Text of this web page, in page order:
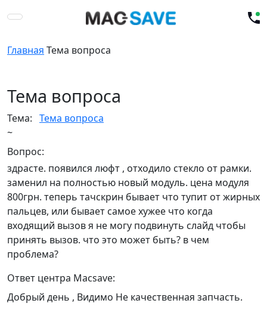
Главная Тема вопроса
Тема вопроса
Тема: Тема вопроса
~
Вопрос:
здрасте. появился люфт , отходило стекло от рамки.
заменил на полностью новый модуль. цена модуля
800грн. теперь тачскрин бывает что тупит от жирных
пальцев, или бывает самое хужее что когда
входящий вызов я не могу подвинуть слайд чтобы
принять вызов. что это может быть? в чем
проблема?
Ответ центра Macsave:
Добрый день , Видимо Не качественная запчасть.